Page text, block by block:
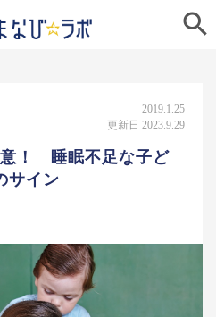

2019.1.25
更新日 2023.9.29
！ 睡眠不足な子ど
サイン